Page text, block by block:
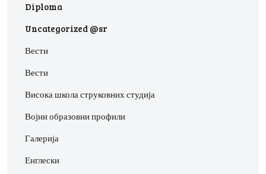
Diploma
Uncategorized @sr
Вести
Вести
Висока школа струковних студија
Војни образовни профили
Галерија
Енглески